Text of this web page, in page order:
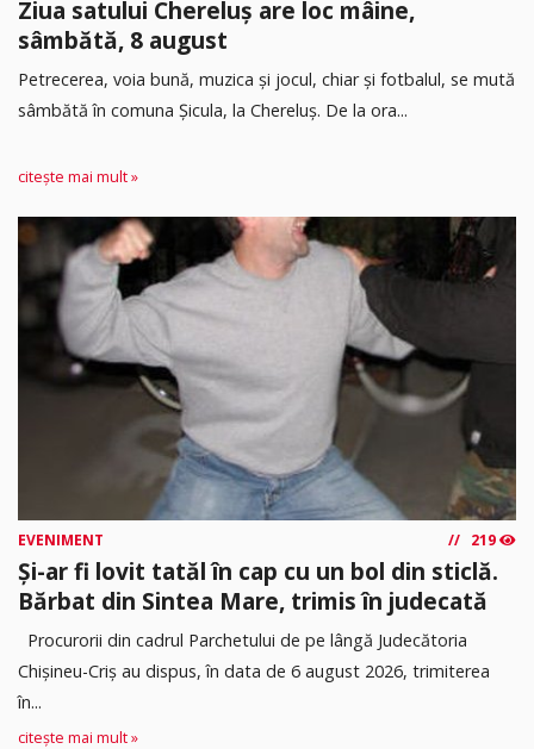
Ziua satului Chereluș are loc mâine,
sâmbătă, 8 august
Petrecerea, voia bună, muzica și jocul, chiar și fotbalul, se mută
sâmbătă în comuna Șicula, la Chereluș. De la ora...
citește mai mult »
EVENIMENT 219
Și-ar fi lovit tatăl în cap cu un bol din sticlă.
Bărbat din Sintea Mare, trimis în judecată
Procurorii din cadrul Parchetului de pe lângă Judecătoria
Chișineu-Criș au dispus, în data de 6 august 2026, trimiterea
în...
citește mai mult »